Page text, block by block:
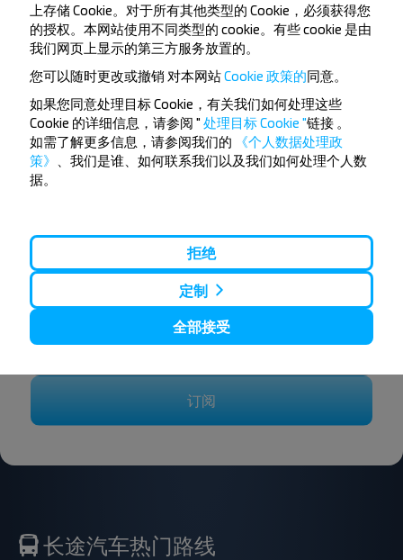
Dněprovská ul.
Stínová ul.
Zamkovaya str.
吗？
不要错过INFOBUS的特殊优惠，折扣和其他有趣的优
惠。 订阅接收新消息，和我们一起旅行更便宜！
订阅
长途汽车热门路线
上存储 Cookie。对于所有其他类型的 Cookie，必须获得您
的授权。本网站使用不同类型的 cookie。有些 cookie 是由
我们网页上显示的第三方服务放置的。
您可以随时更改或撤销 对本网站Cookie 政策的同意。
如果您同意处理目标 Cookie，有关我们如何处理这些
Cookie 的详细信息，请参阅 " 处理目标 Cookie "链接
如需了解更多信息，请参阅我们的
《个人数据处理政
策》
、我们是谁、如何联系我们以及我们如何处理个人数
据。
拒绝
定制
全部接受